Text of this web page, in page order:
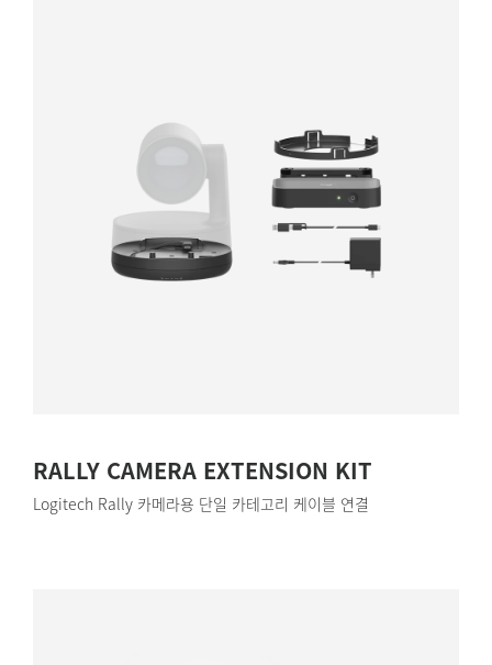
RALLY CAMERA EXTENSION KIT
Logitech Rally 카메라용 단일 카테고리 케이블 연결